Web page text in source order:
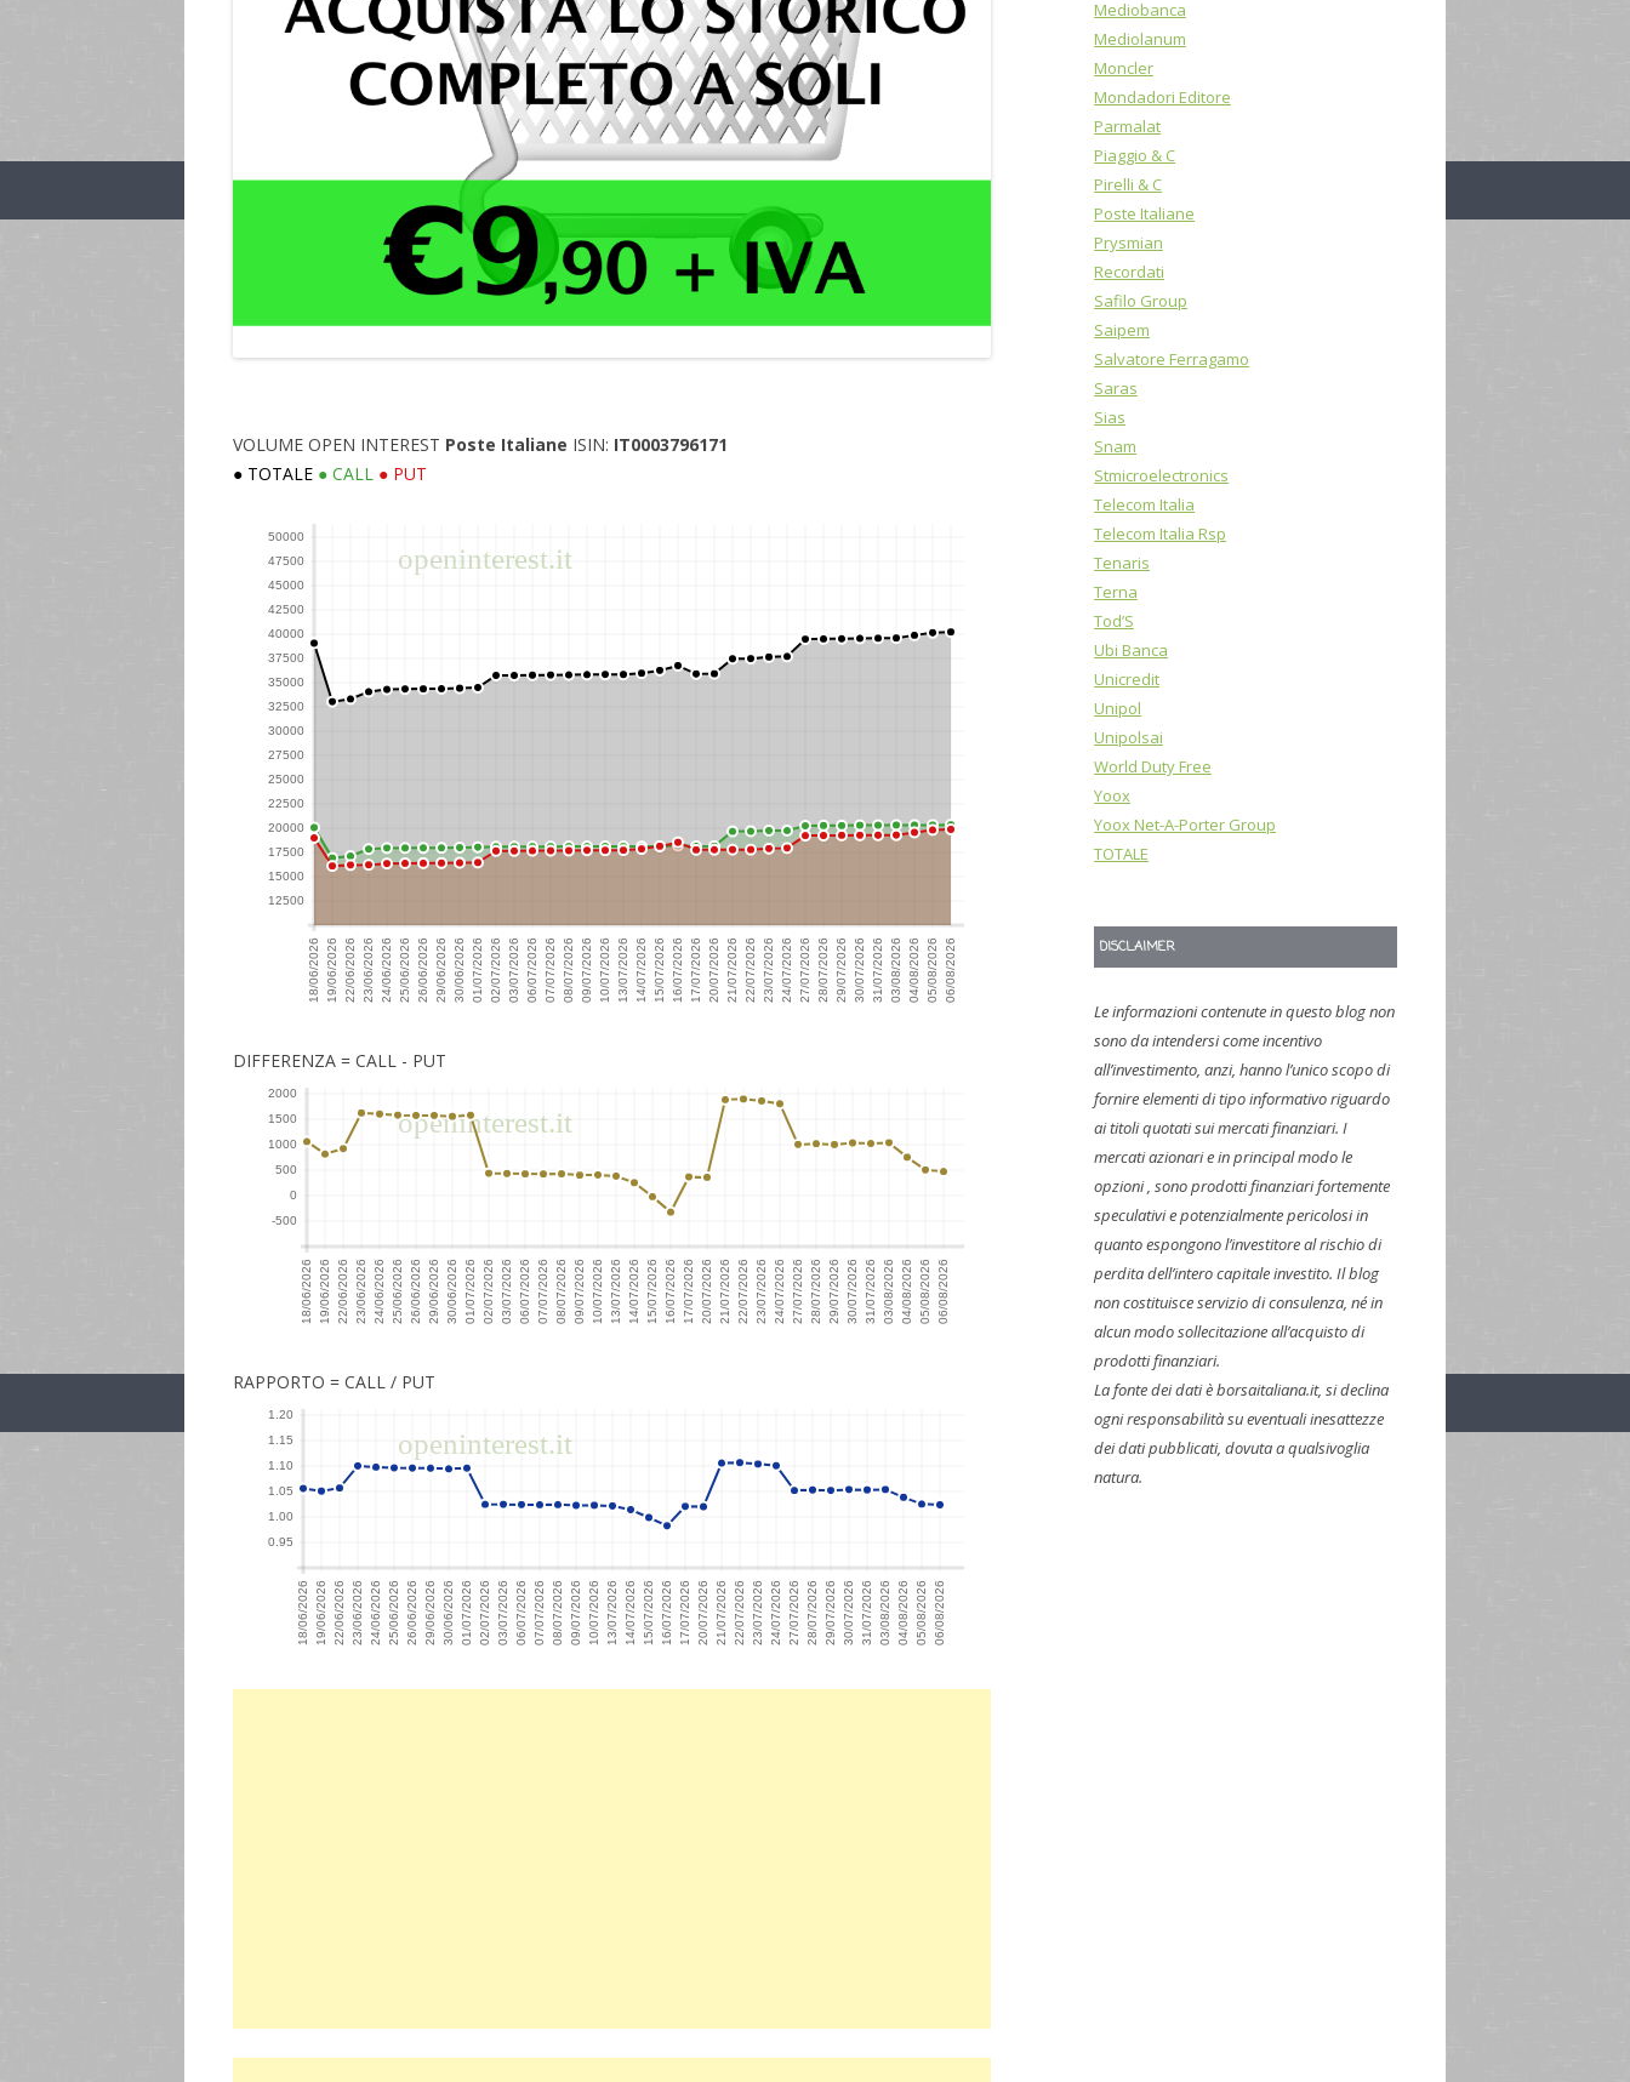
VOLUME OPEN INTEREST Poste Italiane ISIN: IT0003796171
● TOTALE ● CALL ● PUT
DIFFERENZA = CALL - PUT
RAPPORTO = CALL / PUT
Mediobanca
Mediolanum
Moncler
Mondadori Editore
Parmalat
Piaggio & C
Pirelli & C
Poste Italiane
Prysmian
Recordati
Safilo Group
Saipem
Salvatore Ferragamo
Saras
Sias
Snam
Stmicroelectronics
Telecom Italia
Telecom Italia Rsp
Tenaris
Terna
Tod’S
Ubi Banca
Unicredit
Unipol
Unipolsai
World Duty Free
Yoox
Yoox Net-A-Porter Group
TOTALE
DISCLAIMER
Le informazioni contenute in questo blog non
sono da intendersi come incentivo
all’investimento, anzi, hanno l’unico scopo di
fornire elementi di tipo informativo riguardo
ai titoli quotati sui mercati finanziari. I
mercati azionari e in principal modo le
opzioni , sono prodotti finanziari fortemente
speculativi e potenzialmente pericolosi in
quanto espongono l’investitore al rischio di
perdita dell’intero capitale investito. Il blog
non costituisce servizio di consulenza, né in
alcun modo sollecitazione all’acquisto di
prodotti finanziari.
La fonte dei dati è borsaitaliana.it, si declina
ogni responsabilità su eventuali inesattezze
dei dati pubblicati, dovuta a qualsivoglia
natura.